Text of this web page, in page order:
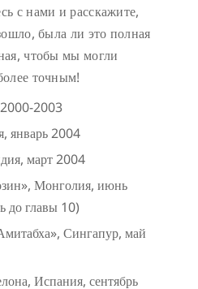
с нами и расскажите,
была ли это полная
чтобы мы могли
точным!
2003
январь 2004
март 2004
Монголия, июнь
до главы 10)
Сингапур, май
Испания, сентябрь